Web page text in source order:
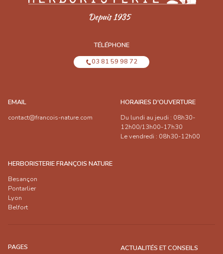
TÉLÉPHONE
03 81 59 98 72
EMAIL
contact@francois-nature.com
HORAIRES D'OUVERTURE
Du lundi au jeudi : 08h30-
12h00/13h00-17h30
Le vendredi : 08h30-12h00
HERBORISTERIE FRANÇOIS NATURE
Besançon
Pontarlier
Lyon
Belfort
PAGES
ACTUALITÉS ET CONSEILS